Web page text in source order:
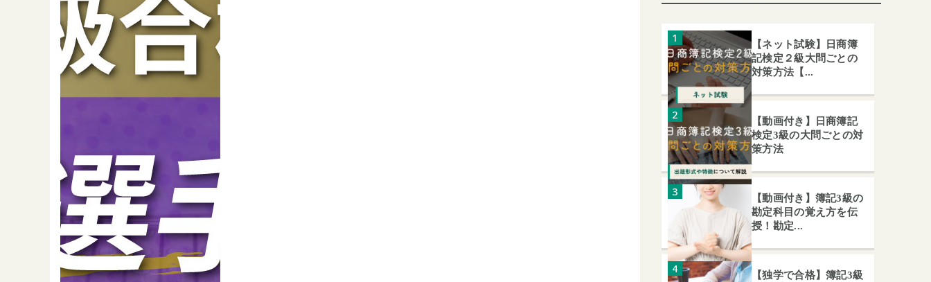
【ネット試験】日商簿
記検定２級大問ごとの
対策方法【...
【動画付き】日商簿記
検定3級の大問ごとの対
策方法
【動画付き】簿記3級の
勘定科目の覚え方を伝
授！勘定...
【独学で合格】簿記3級